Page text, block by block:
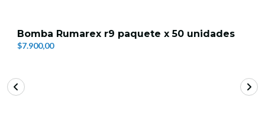
Bomba Rumarex r9 paquete x 50 unidades
$7.900,00